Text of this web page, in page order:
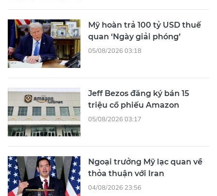
Mỹ hoàn trả 100 tỷ USD thuế
quan ‘Ngày giải phóng’
05/08/2026 03:18
Jeff Bezos đăng ký bán 15
triệu cổ phiếu Amazon
05/08/2026 03:17
Ngoại trưởng Mỹ lạc quan về
thỏa thuận với Iran
04/08/2026 23:56